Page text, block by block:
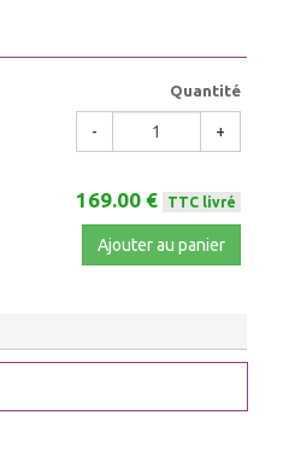
Quantité
- +
169.00 € TTC livré
Ajouter au panier